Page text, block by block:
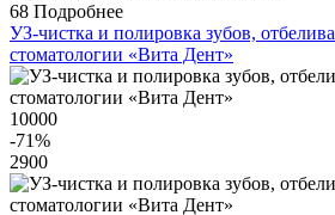
68 Подробнее
УЗ-чистка и полировка зубов,
стоматологии «Вита Дент»
10000
-71%
2900